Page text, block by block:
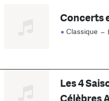
Concerts
Classique –
Les 4
Célèbres